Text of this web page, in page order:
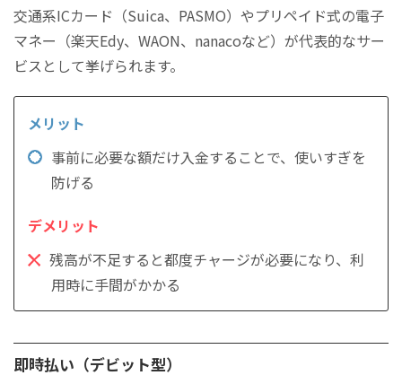
交通系ICカード（Suica、PASMO）やプリペイド式の電子
マネー（楽天Edy、WAON、nanacoなど）が代表的なサー
ビスとして挙げられます。
事前に必要な額だけ入金することで、使いすぎを
防げる
残高が不足すると都度チャージが必要になり、利
用時に手間がかかる
即時払い（デビット型）